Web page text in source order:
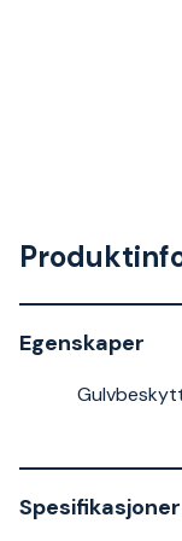
Egenskaper
Spesifikasjoner